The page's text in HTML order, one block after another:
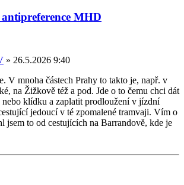
antipreference MHD
» 26.5.2026 9:40
V mnoha částech Prahy to takto je, např. v
na Žižkově též a pod. Jde o to čemu chci dát
klídku a zaplatit prodloužení v jízdní
jedoucí v té zpomalené tramvaji. Vím o
jsem to od cestujících na Barrandově, kde je